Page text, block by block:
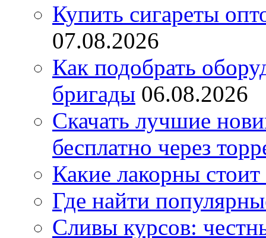
Купить сигареты
07.08.2026
Как подобрать
бригады 06.08.2026
Скачать лучшие
бесплатно через
Какие лакорны стоит
Где найти
Сливы курсов: